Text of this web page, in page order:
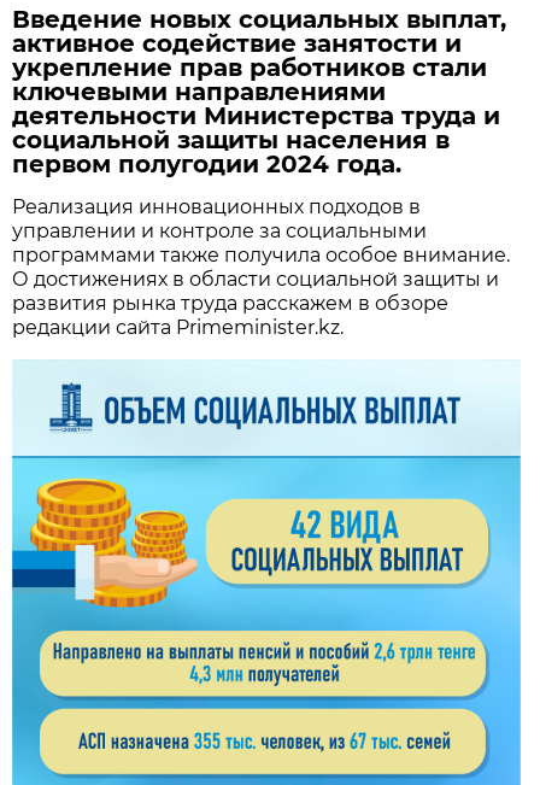
Введение новых социальных выплат,
активное содействие занятости и
укрепление прав работников стали
ключевыми направлениями
деятельности Министерства труда и
социальной защиты населения в
первом полугодии 2024 года.
Реализация инновационных подходов в
управлении и контроле за социальными
программами также получила особое внимание.
О достижениях в области социальной защиты и
развития рынка труда расскажем в обзоре
редакции сайта Primeminister.kz.